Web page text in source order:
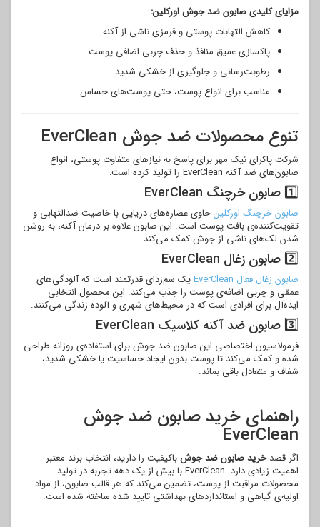
مزایای کلیدی صابون ضد جوش اورکلین:
کاهش التهابات پوستی و قرمزی ناشی از آکنه
پاکسازی عمیق منافذ و حذف چربی اضافی پوست
رطوبت‌رسانی و جلوگیری از خشکی شدید
مناسب برای انواع پوست، حتی پوست‌های حساس
تنوع محصولات ضد جوش EverClean
شرکت پاکرای نیک مهر برای پاسخ به نیازهای متفاوت پوستی، انواع
صابون‌های ضد آکنه EverClean را تولید کرده است:
1️⃣ صابون خرچنگ EverClean
صابون خرچنگ اورکلینحاوی عصاره‌های دریایی با خاصیت ضدالتهابی و
تقویت‌کننده‌ی بافت پوست است. این صابون علاوه بر درمان آکنه، به روشن
شدن لک‌های ناشی از جوش کمک می‌کند.
2️⃣ صابون زغال EverClean
صابون زغال فعال EverClean
یک سم‌زدای قدرتمند است که آلودگی‌های
عمقی و چربی اضافه‌ی پوست را جذب می‌کند. این محصول انتخابی
ایده‌آل برای افرادی است که در محیط‌های شهری و آلوده زندگی می‌کنند.
3️⃣ صابون ضد آکنه کلاسیک EverClean
فرمولاسیون اختصاصی این صابون ضد جوش برای استفاده‌ی روزانه طراحی
شده و کمک می‌کند تا پوست بدون ایجاد حساسیت یا خشکی شدید،
شفاف و متعادل باقی بماند.
راهنمای خرید صابون ضد جوش
EverClean
اگر قصدخرید صابون ضد جوشباکیفیت را دارید، انتخاب برند معتبر
اهمیت زیادی دارد. EverClean با بیش از یک دهه تجربه در تولید
محصولات مراقبت از پوست، تضمین می‌کند که هر قالب صابون، از مواد
اولیه‌ی گیاهی و استانداردهای بهداشتی تایید شده ساخته شده است.